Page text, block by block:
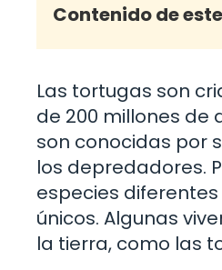
Contenido de
Las tortugas son
de 200 millones de
son conocidas por
los depredadores.
especies
únicos. Algunas
la tierra, como las